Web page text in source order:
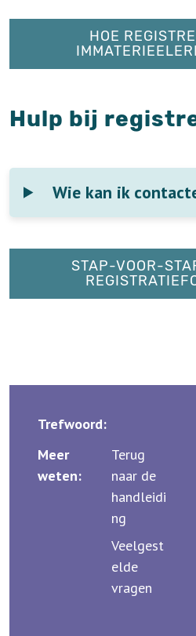
HOE
Hulp bij
Wie kan ik
STAP-VOOR-
Trefwoord:
Meer
weten:
Terug
naar de
handleidi
ng
Veelgest
elde
vragen